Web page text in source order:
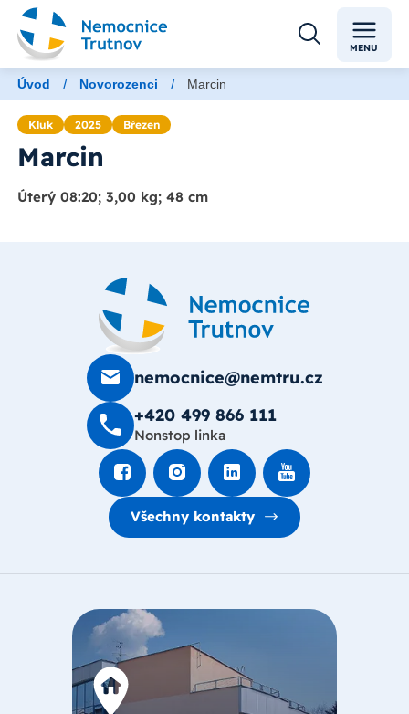
MENU
Úvod / Novorozenci / Marcin
Kluk 2025 Březen
Marcin
Úterý 08:20; 3,00 kg; 48 cm
nemocnice@nemtru.cz
+420 499 8­66 111
Nonstop linka
Všechny kontakty